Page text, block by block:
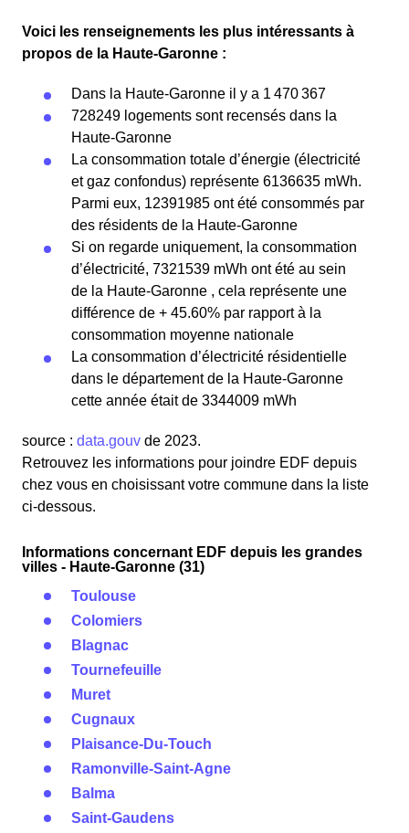
Voici les renseignements les plus intéressants à
propos de la Haute-Garonne :
Dans la Haute-Garonne il y a 1 470 367
728249 logements sont recensés dans la
Haute-Garonne
La consommation totale d’énergie (électricité
et gaz confondus) représente 6136635 mWh.
Parmi eux, 12391985 ont été consommés par
des résidents de la Haute-Garonne
Si on regarde uniquement, la consommation
d’électricité, 7321539 mWh ont été au sein
de la Haute-Garonne , cela représente une
différence de + 45.60% par rapport à la
consommation moyenne nationale
La consommation d’électricité résidentielle
dans le département de la Haute-Garonne
cette année était de 3344009 mWh
source : data.gouv de 2023.
Retrouvez les informations pour joindre EDF depuis
chez vous en choisissant votre commune dans la liste
ci-dessous.
Informations concernant EDF depuis les grandes
villes - Haute-Garonne (31)
Toulouse
Colomiers
Blagnac
Tournefeuille
Muret
Cugnaux
Plaisance-Du-Touch
Ramonville-Saint-Agne
Balma
Saint-Gaudens